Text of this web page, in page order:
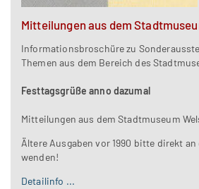
Mitteilungen aus dem
Informationsbroschüre zu
Themen aus dem Bereich des
Festtagsgrüße anno dazumal
Mitteilungen aus dem Stadtmuseum
Ältere Ausgaben vor 1990 bitte direkt
wenden!
Detailinfo ...